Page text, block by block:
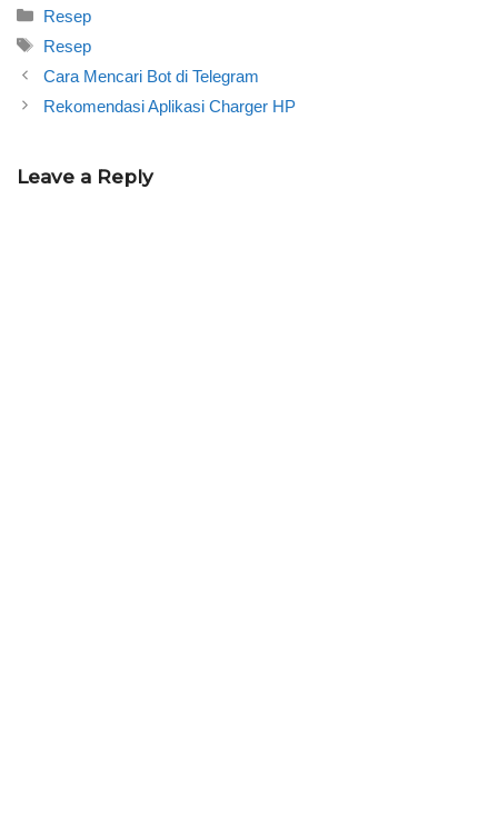
Categories
Resep
Tags
Resep
Cara Mencari Bot di Telegram
Rekomendasi Aplikasi Charger HP
Leave a Reply